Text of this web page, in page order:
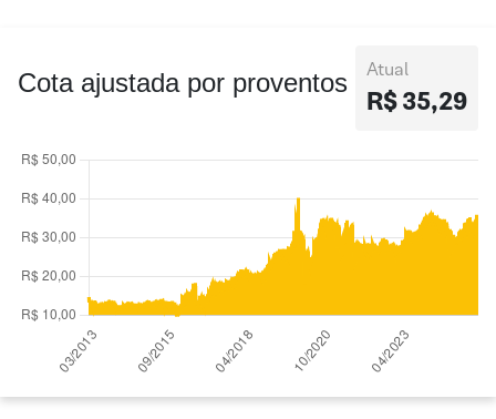
Cota ajustada por proventos Atual
R$ 35,29